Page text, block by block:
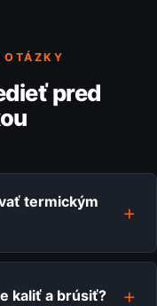
OTÁZKY
pred
termickým
kaliť a brúsiť?